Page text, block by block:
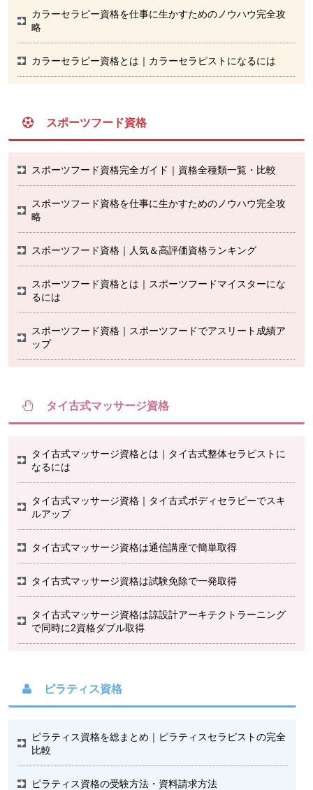
カラーセラピー資格を仕事に生かすためのノウハウ完全攻
略
カラーセラピー資格とは｜カラーセラピストになるには
スポーツフード資格
スポーツフード資格完全ガイド｜資格全種類一覧・比較
スポーツフード資格を仕事に生かすためのノウハウ完全攻
略
スポーツフード資格｜人気＆高評価資格ランキング
スポーツフード資格とは｜スポーツフードマイスターにな
るには
スポーツフード資格｜スポーツフードでアスリート成績ア
ップ
タイ古式マッサージ資格
タイ古式マッサージ資格とは｜タイ古式整体セラピストに
なるには
タイ古式マッサージ資格｜タイ古式ボディセラピーでスキ
ルアップ
タイ古式マッサージ資格は通信講座で簡単取得
タイ古式マッサージ資格は試験免除で一発取得
タイ古式マッサージ資格は諒設計アーキテクトラーニング
で同時に2資格ダブル取得
ピラティス資格
ピラティス資格を総まとめ｜ピラティスセラピストの完全
比較
ピラティス資格の受験方法・資料請求方法